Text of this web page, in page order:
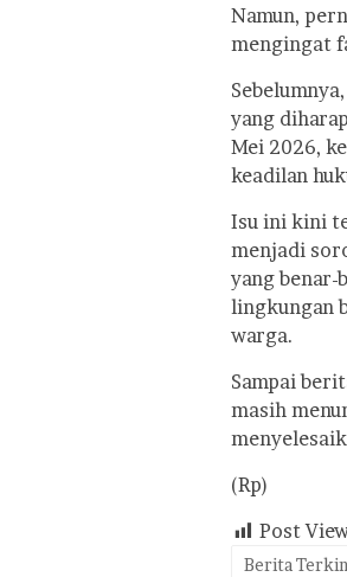
Namun,
mengingat
yang
Mei 2026,
keadilan
Isu ini kini
menjadi
yang benar-
lingkungan
warga.
Sampai
masih
(Rp)
Post
Berita